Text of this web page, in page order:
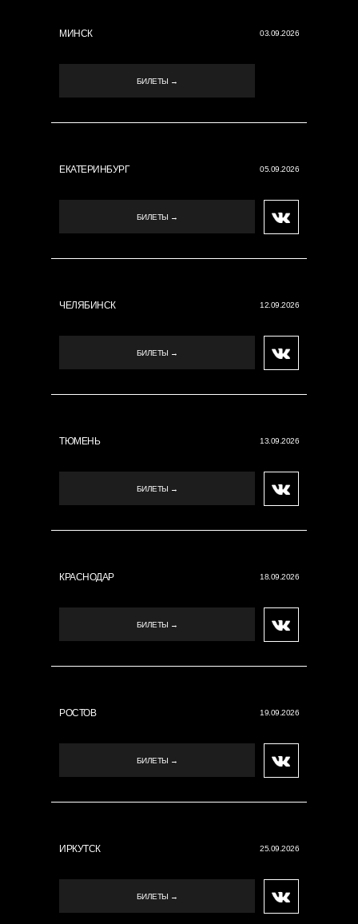
03.09.2026
БИЛЕТЫ →
МИНСК
05.09.2026
БИЛЕТЫ →
ЕКАТЕРИНБУРГ
12.09.2026
БИЛЕТЫ →
ЧЕЛЯБИНСК
13.09.2026
БИЛЕТЫ →
ТЮМЕНЬ
18.09.2026
БИЛЕТЫ →
КРАСНОДАР
19.09.2026
БИЛЕТЫ →
РОСТОВ
25.09.2026
БИЛЕТЫ →
ИРКУТСК